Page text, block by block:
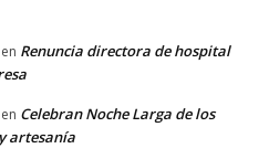
en Renuncia directora de hospital
en Celebran Noche Larga de los
artesanía